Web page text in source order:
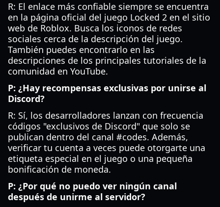
R: El enlace más confiable siempre se encuentra
en la página oficial del juego Locked 2 en el sitio
web de Roblox. Busca los iconos de redes
sociales cerca de la descripción del juego.
También puedes encontrarlo en las
descripciones de los principales tutoriales de la
comunidad en YouTube.
P: ¿Hay recompensas exclusivas por unirse al
Discord?
R: Sí, los desarrolladores lanzan con frecuencia
códigos "exclusivos de Discord" que solo se
publican dentro del canal #codes. Además,
verificar tu cuenta a veces puede otorgarte una
etiqueta especial en el juego o una pequeña
bonificación de moneda.
P: ¿Por qué no puedo ver ningún canal
después de unirme al servidor?